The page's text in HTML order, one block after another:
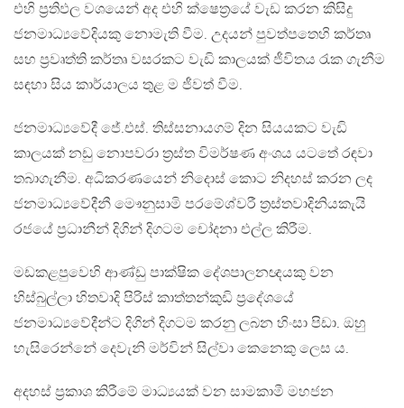
එහි ප්‍රතිඵල වශයෙන් අද එහි ක්ෂෙත්‍රයේ වැඩ කරන කිසිදු
ජනමාධ්‍යවේදියකු නොමැති වීම. උදයන් පුවත්පතෙහි කර්තෘ
සහ ප්‍රවෘත්ති කර්තෘ වසරකට වැඩි කාලයක් ජීවිතය රැක ගැනීම
සඳහා සිය කාර්යාලය තුළ ම ජීවත් වීම.
ජනමාධ්‍යවේදී ජේ.එස්. තිස්සනායගම් දින සියයකට වැඩි
කාලයක් නඩු නොපවරා ත්‍රස්ත විමර්ෂණ අංශය යටතේ රඳවා
තබාගැනීම. අධිකරණයෙන් නිදොස් කොට නිදහස් කරන ලද
ජනමාධ්‍යවේදීනී මෞනුසාමි පරමේශ්වරී ත්‍රස්තවාදිනියකැයි
රජයේ ප්‍රධානීන් දිගින් දිගටම චෝදනා එල්ල කිරීම.
මඩකළපුවෙහි ආණ්ඩු පාක්ෂික දේශපාලනඥයකු වන
හිස්බුල්ලා හිතවාදි පිරිස් කාත්තන්කුඩි ප්‍රදේශයේ
ජනමාධ්‍යවේදීන්ට දිගින් දිගටම කරනු ලබන හිංසා පිඩා. ඔහු
හැසිරෙන්නේ දෙවැනි මර්වින් සිල්වා කෙනෙකු ලෙස ය.
අදහස් ප්‍රකාශ කිරීමේ මාධ්‍යයක් වන සාමකාමී මහජන